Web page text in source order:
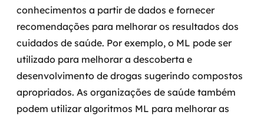
conhecimentos a partir de dados e fornecer
recomendações para melhorar os resultados dos
cuidados de saúde. Por exemplo, o ML pode ser
utilizado para melhorar a descoberta e
desenvolvimento de drogas sugerindo compostos
apropriados. As organizações de saúde também
podem utilizar algoritmos ML para melhorar as